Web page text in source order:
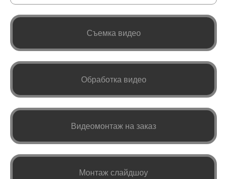
Съемка видео
Обработка видео
Видеомонтаж на заказ
Монтаж слайдшоу